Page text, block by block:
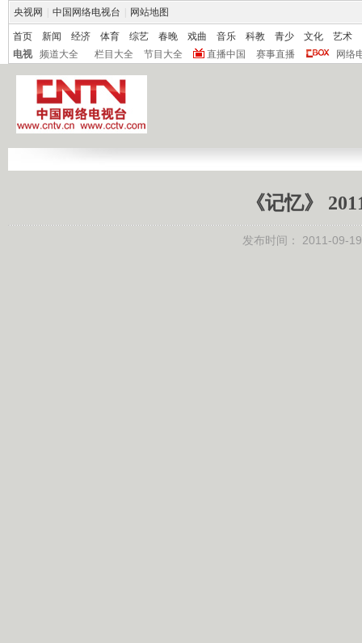
央视网 中国网络电视台 网站地图
首页 新闻 经济 体育 综艺 春晚 戏曲 音乐 科教 青少 文化
艺术
电视
频道大全 栏目大全 节目大全 直播中国 赛事直播 网络
《记忆》
发布时间： 2011-09-